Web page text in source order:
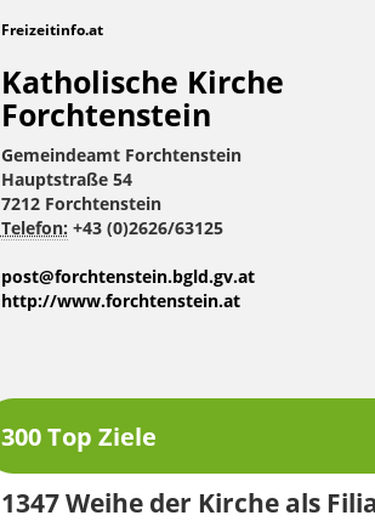
Freizeitinfo.at
Katholische Kirche
Forchtenstein
Gemeindeamt Forchtenstein
Hauptstraße 54
7212 Forchtenstein
Telefon: +43 (0)2626/63125
post@forchtenstein.bgld.gv.at
http://www.forchtenstein.at
300 Top Ziele
1347 Weihe der Kirche als